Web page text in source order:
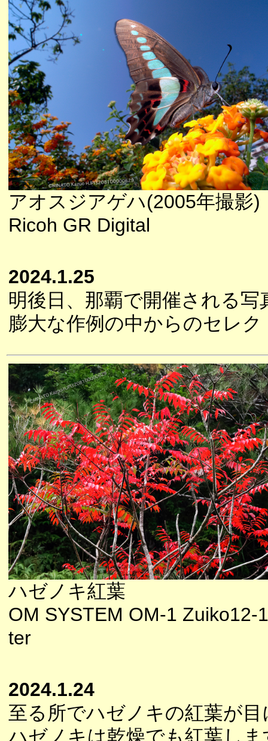
アオスジアゲハ(2005年撮影)
Ricoh GR Digital
2024.1.25
明後日、那覇で開催される
膨大な作例の中からのセレ
ハゼノキ紅葉
OM SYSTEM OM-1 Zuiko12-
ter
2024.1.24
至る所でハゼノキの紅葉が
ハゼノキは乾燥でも紅葉しま